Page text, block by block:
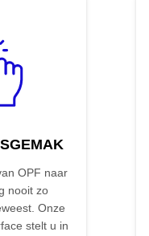
OPF naar
nooit zo
Onze
stelt u in